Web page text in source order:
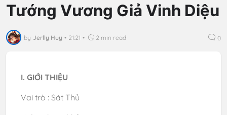
Tướng Vương Giả Vinh Diệu
by Jerlly Huy • 21:21 • 2 min read 0
I. GIỚI THIỆU
Vai trò : Sát Thủ